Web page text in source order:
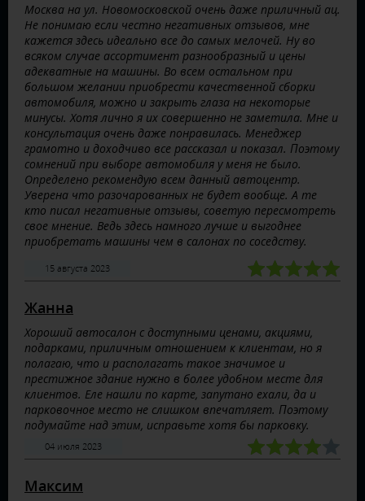
Москва на ул. Новомосковской очень даже приличный ац.
Не понимаю если честно негативных отзывов, мне
кажется здесь идеально все до самых мелочей. Ну во
всяком случае ассортимент разнообразный и цены
адекватные на машины. Во всем остальном при
большом желании приобрести качественной сборки
автомобиля, можно и закрыть глаза на некоторые
минусы. Хотя лично я их совершенно не заметила. Мне и
консультация очень даже понравилась. Менеджер
грамотно и доходчиво все рассказал и показал. Поэтому
сомнений при выборе автомобиля у меня не было.
Определено рекомендую всем данный автоцентр.
Уверена что разочарованных не будет вообще. А те
кто писал негативные отзывы, советую пересмотреть
свое мнение. Ведь здесь намного лучше и выгоднее
приобретать машины чем в салонах по соседству.
15 августа 2023
Жанна
Хороший автосалон с доступными ценами, акциями,
подарками, приличным отношением к клиентам, но я
полагаю, что и располагать такое значимое и
престижное здание нужно в более удобном месте для
клиентов. Еле нашли по карте, запутано ехали, да и
парковочное место не слишком впечатляет. Поэтому
подумайте над этим, исправьте хотя бы парковку.
04 июля 2023
Максим